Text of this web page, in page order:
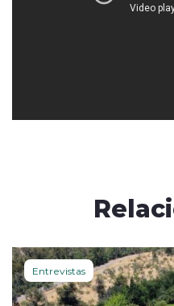
Entrevistas